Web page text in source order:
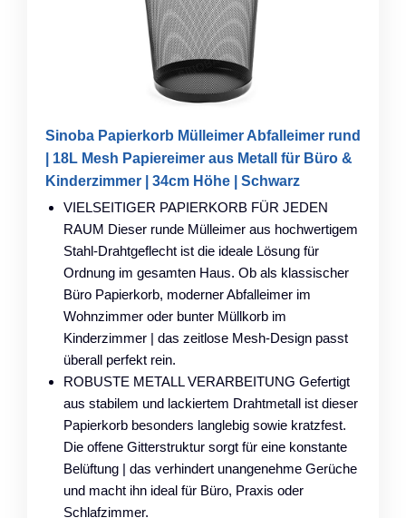
Sinoba Papierkorb Mülleimer Abfalleimer rund
| 18L Mesh Papiereimer aus Metall für Büro &
Kinderzimmer | 34cm Höhe | Schwarz
VIELSEITIGER PAPIERKORB FÜR JEDEN
RAUM Dieser runde Mülleimer aus hochwertigem
Stahl-Drahtgeflecht ist die ideale Lösung für
Ordnung im gesamten Haus. Ob als klassischer
Büro Papierkorb, moderner Abfalleimer im
Wohnzimmer oder bunter Müllkorb im
Kinderzimmer | das zeitlose Mesh-Design passt
überall perfekt rein.
ROBUSTE METALL VERARBEITUNG Gefertigt
aus stabilem und lackiertem Drahtmetall ist dieser
Papierkorb besonders langlebig sowie kratzfest.
Die offene Gitterstruktur sorgt für eine konstante
Belüftung | das verhindert unangenehme Gerüche
und macht ihn ideal für Büro, Praxis oder
Schlafzimmer.